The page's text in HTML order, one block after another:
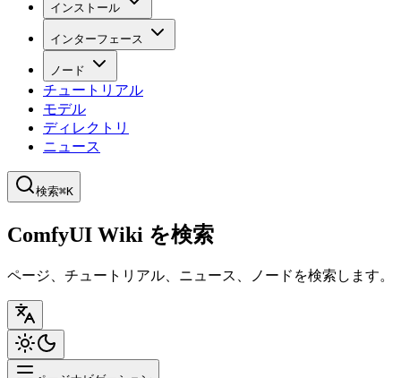
インストール
インターフェース
ノード
チュートリアル
モデル
ディレクトリ
ニュース
検索⌘K
ComfyUI Wiki を検索
ページ、チュートリアル、ニュース、ノードを検索します。